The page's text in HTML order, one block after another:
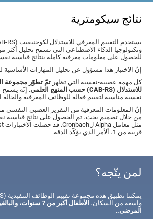
نتائج سيكومترية
وتكنولوجيا الذكاء الاصطناعي التي تسمح تحليل أكثر
للحصول على معلومات معرفية كاملة بنتائج قياسية
إنّ الاختبار هذا مسؤول عن تحليل المهارات الأساسية
كل مهمة عصبية-نفسية التي تظهرتمّ تطوّر مجموعة
للاستدلال (CAB-RS) حسب المنهج العلمي
. إنّه
نفسية مناسبة لتقييم فعالة للوظائف المعرفية والحالة
إنّ المعلومات المعرفية من التقرير العصبي-النفسي
قريبة من 1، ألأمر الذي يؤكّد الدقة.
لمن يتّجه؟
واسعة من السكان،
الأطفال أكبر من 7
المرضى..